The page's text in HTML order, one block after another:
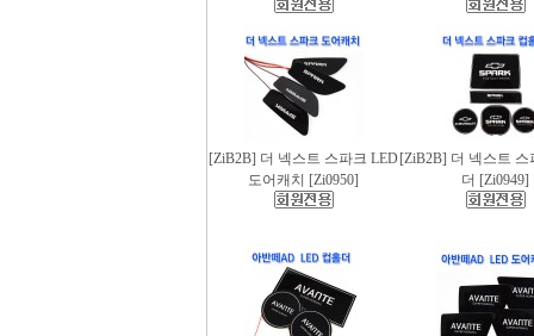
[ZiB2B] 더 넥스트 스파크 LED
도어캐치 [Zi0950]
[ZiB2B] 더 넥스트 스
더 [Zi0949]